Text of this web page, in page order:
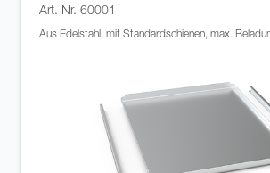
Art. Nr. 60001
Aus Edelstahl, mit Standardschienen, max.